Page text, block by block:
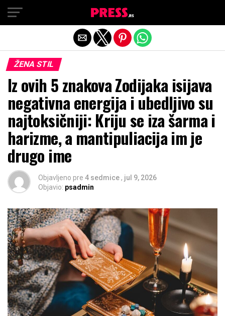
ŽENA STIL
Iz ovih 5 znakova Zodijaka isijava
negativna energija i ubedljivo su
najtoksičniji: Kriju se iza šarma i
harizme, a mantipuliacija im je
drugo ime
Objavljeno pre 4 sedmice , jul 9, 2026
Objavio: psadmin
Exit mobile version